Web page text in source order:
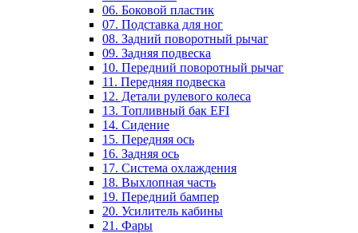
06. Боковой пластик
07. Подставка для ног
08. Задний поворотный рычаг
09. Задняя подвеска
10. Передний поворотный рычаг
11. Передняя подвеска
12. Детали рулевого колеса
13. Топливный бак EFI
14. Сидение
15. Передняя ось
16. Задняя ось
17. Система охлаждения
18. Выхлопная часть
19. Передний бампер
20. Усилитель кабины
21. Фары